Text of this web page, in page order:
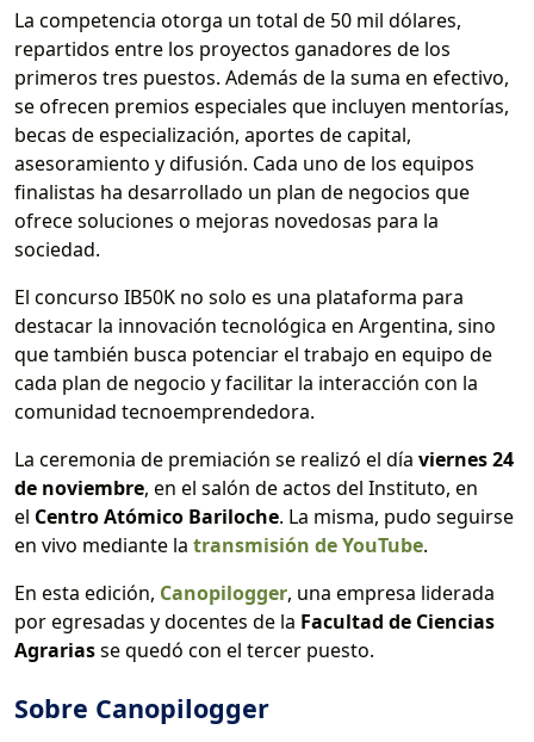
La competencia otorga un total de 50 mil dólares,
repartidos entre los proyectos ganadores de los
primeros tres puestos. Además de la suma en efectivo,
se ofrecen premios especiales que incluyen mentorías,
becas de especialización, aportes de capital,
asesoramiento y difusión. Cada uno de los equipos
finalistas ha desarrollado un plan de negocios que
ofrece soluciones o mejoras novedosas para la
sociedad.
El concurso IB50K no solo es una plataforma para
destacar la innovación tecnológica en Argentina, sino
que también busca potenciar el trabajo en equipo de
cada plan de negocio y facilitar la interacción con la
comunidad tecnoemprendedora.
La ceremonia de premiación se realizó el día viernes 24
de noviembre, en el salón de actos del Instituto, en
el Centro Atómico Bariloche. La misma, pudo seguirse
en vivo mediante la transmisión de YouTube.
En esta edición, Canopilogger, una empresa liderada
por egresadas y docentes de la Facultad de Ciencias
Agrariasse quedó con el tercer puesto.
Sobre Canopilogger